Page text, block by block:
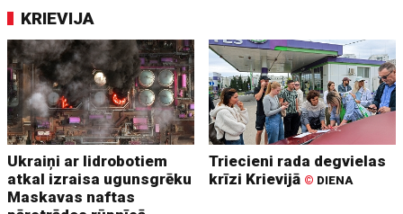
KRIEVIJA
Ukraiņi ar lidrobotiem
atkal izraisa ugunsgrēku
Maskavas naftas
Triecieni rada degvielas
krīzi Krievijā © DIENA